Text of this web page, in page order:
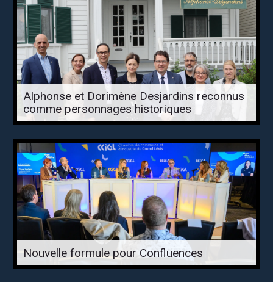
Alphonse et Dorimène Desjardins reconnus
comme personnages historiques
Nouvelle formule pour Confluences